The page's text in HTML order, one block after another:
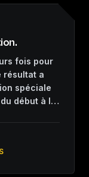
fois pour
résultat a
début à la